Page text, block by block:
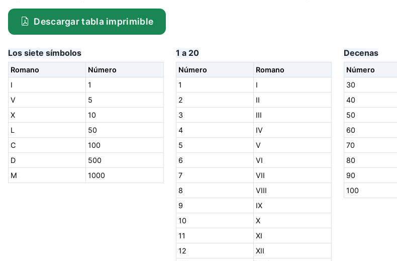
Descargar tabla imprimible
Los siete símbolos
Romano
Número
I
1
V
5
X
10
L
50
C
100
D
500
M
1000
1 a 20
Número
Romano
1
I
2
II
3
III
4
IV
5
V
6
VI
7
VII
8
VIII
9
IX
10
X
11
XI
12
XII
Decenas
Número
30
40
50
60
70
80
90
100